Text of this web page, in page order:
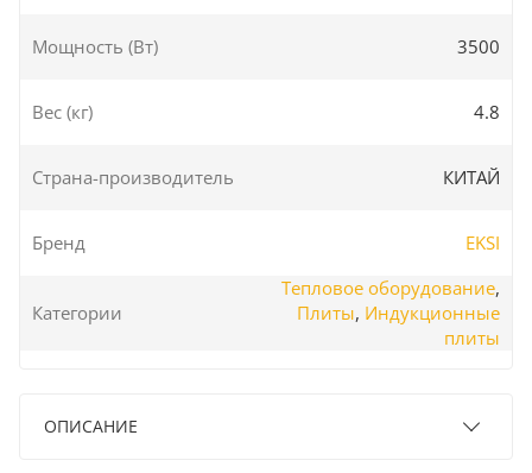
Мощность (Вт) 3500
Вес (кг) 4.8
Страна-производитель КИТАЙ
Бренд EKSI
Категории
Тепловое оборудование,
Плиты, Индукционные
плиты
ОПИСАНИЕ